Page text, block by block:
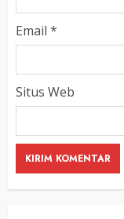
Email *
Situs Web